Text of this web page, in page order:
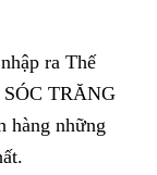
ra Thế
TRĂNG
hàng những